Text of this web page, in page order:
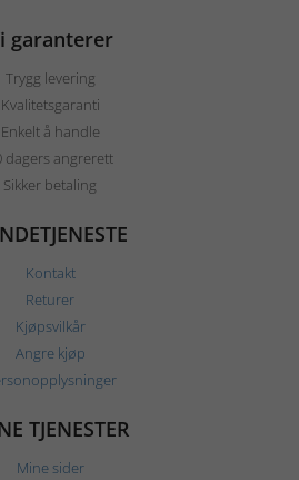
garanterer
Trygg levering
Kvalitetsgaranti
Enkelt å handle
dagers angrerett
Sikker betaling
Kontakt
Returer
Kjøpsvilkår
Angre kjøp
TJENESTER
Mine sider